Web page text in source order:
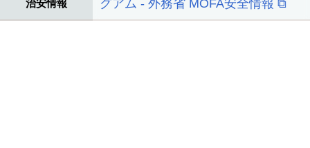
治安情報 グアム - 外務省 MOFA安全情報 ⧉